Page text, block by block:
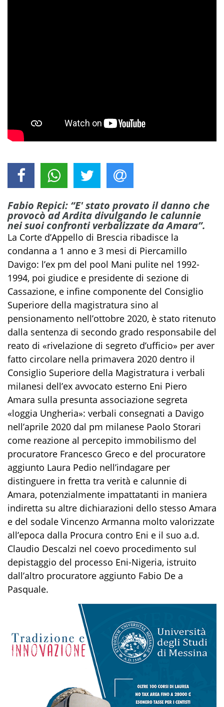
Fabio Repici: “E' stato provato il danno che
provocò ad Ardita divulgando le calunnie
nei suoi confronti verbalizzate da Amara”.
La Corte d’Appello di Brescia ribadisce la
condanna a 1 anno e 3 mesi di Piercamillo
Davigo: l’ex pm del pool Mani pulite nel 1992-
1994, poi giudice e presidente di sezione di
Cassazione, e infine componente del Consiglio
Superiore della magistratura sino al
pensionamento nell’ottobre 2020, è stato ritenuto
dalla sentenza di secondo grado responsabile del
reato di «rivelazione di segreto d’ufficio» per aver
fatto circolare nella primavera 2020 dentro il
Consiglio Superiore della Magistratura i verbali
milanesi dell’ex avvocato esterno Eni Piero
Amara sulla presunta associazione segreta
«loggia Ungheria»: verbali consegnati a Davigo
nell’aprile 2020 dal pm milanese Paolo Storari
come reazione al percepito immobilismo del
procuratore Francesco Greco e del procuratore
aggiunto Laura Pedio nell’indagare per
distinguere in fretta tra verità e calunnie di
Amara, potenzialmente impattatanti in maniera
indiretta su altre dichiarazioni dello stesso Amara
e del sodale Vincenzo Armanna molto valorizzate
all’epoca dalla Procura contro Eni e il suo a.d.
Claudio Descalzi nel coevo procedimento sul
depistaggio del processo Eni-Nigeria, istruito
dall’altro procuratore aggiunto Fabio De a
Pasquale.